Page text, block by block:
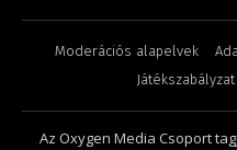
Moderációs alapelvek
Játékszabályzat
Az Oxygen Media Csoport